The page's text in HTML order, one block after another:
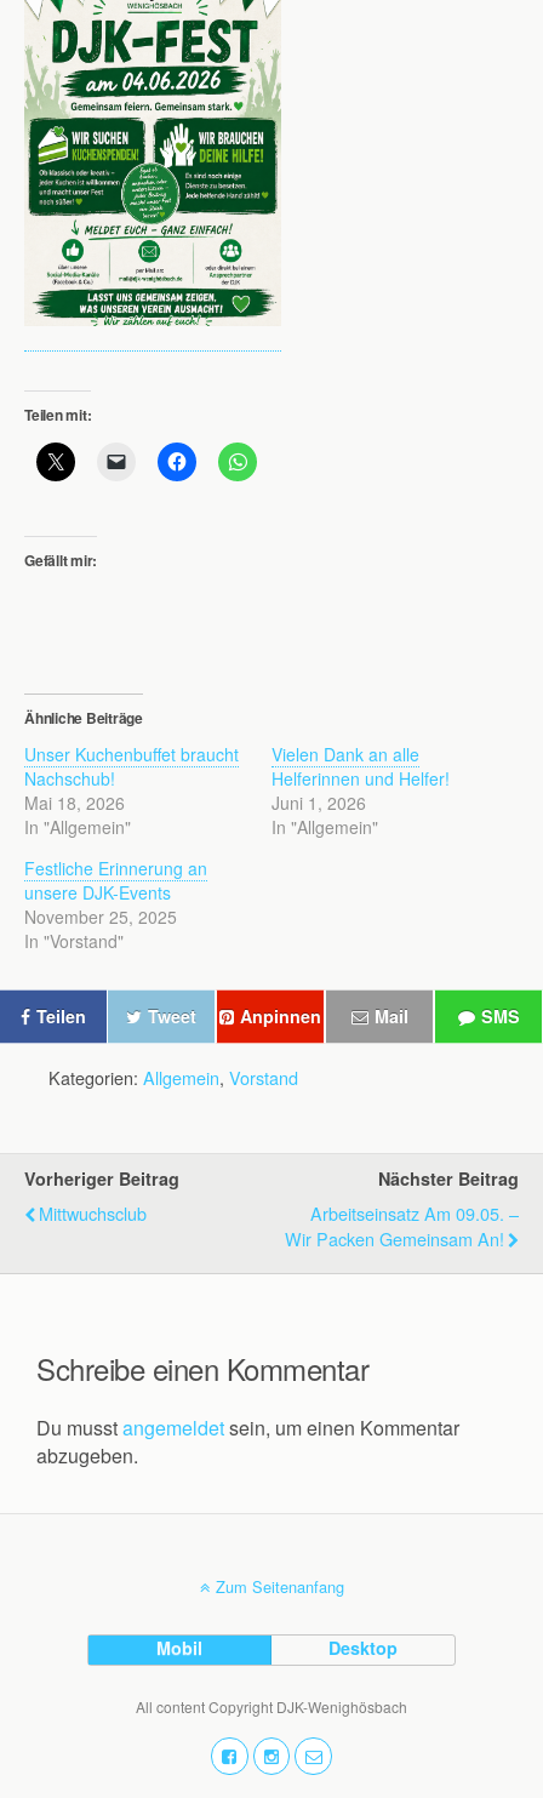
Teilen mit:
Gefällt mir:
Ähnliche Beiträge
Unser Kuchenbuffet braucht
Nachschub!
Mai 18, 2026
In "Allgemein"
Vielen Dank an alle
Helferinnen und Helfer!
Juni 1, 2026
In "Allgemein"
Festliche Erinnerung an
unsere DJK-Events
November 25, 2025
In "Vorstand"
Teilen Tweet Anpinnen Mail SMS
Kategorien: Allgemein, Vorstand
Vorheriger Beitrag
Mittwuchsclub
Nächster Beitrag
️ Arbeitseinsatz Am 09.05. –
Wir Packen Gemeinsam An!
Schreibe einen Kommentar
Du musstangemeldetsein, um einen Kommentar
abzugeben.
Zum Seitenanfang
Mobil Desktop
All content Copyright DJK-Wenighösbach